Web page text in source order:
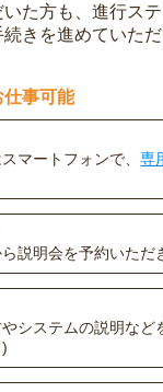
た方も、進行ス
きを進めていた
仕事可能
マートフォンで、専
説明会を予約いただ
システムの説明など